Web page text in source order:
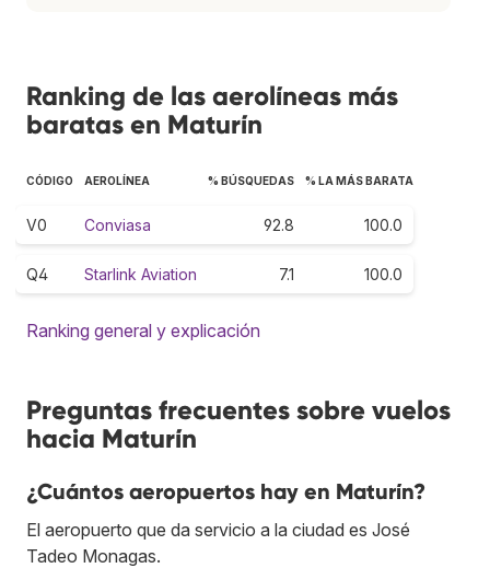
Ranking de las aerolíneas más
baratas en Maturín
CÓDIGO AEROLÍNEA % BÚSQUEDAS % LA MÁS BARATA
V0 Conviasa 92.8 100.0
Q4 Starlink Aviation 7.1 100.0
Ranking general y explicación
Preguntas frecuentes sobre vuelos
hacia Maturín
¿Cuántos aeropuertos hay en Maturín?
El aeropuerto que da servicio a la ciudad es José
Tadeo Monagas.